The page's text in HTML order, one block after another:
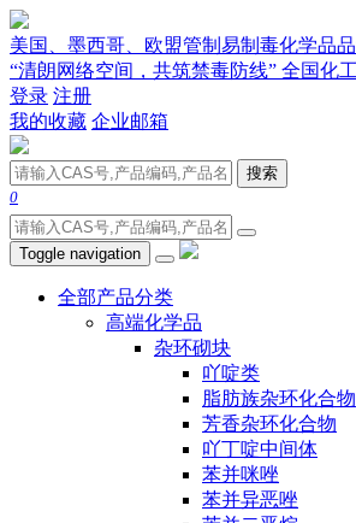
美国、墨西哥、欧盟管制易制毒化学品
“清朗网络空间，共筑禁毒防线” 全国化
登录 注册
我的收藏 企业邮箱
搜索
0
Toggle navigation
全部产品分类
高端化学品
杂环砌块
吖啶类
脂肪族杂环化合物
芳香杂环化合物
吖丁啶中间体
苯并咪唑
苯并异恶唑